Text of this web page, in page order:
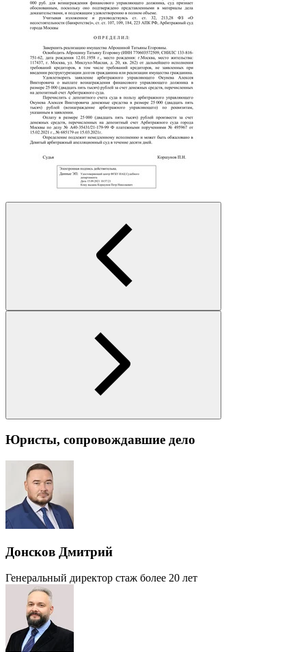
Юристы, сопровождавшие дело
Донсков Дмитрий
Генеральный директор стаж более 20 лет